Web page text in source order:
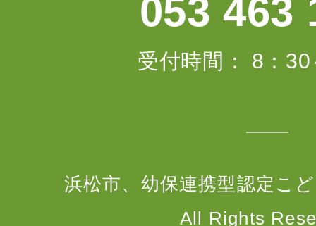
053 463
受付時間： 8：
浜松市、幼保連携型認定こ
All Rights